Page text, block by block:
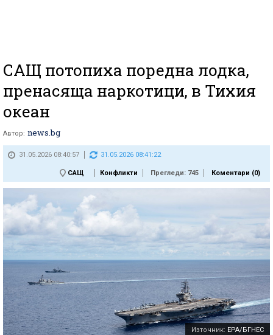
САЩ потопиха поредна лодка,
пренасяща наркотици, в Тихия
океан
Автор: news.bg
31.05.2026 08:40:57 31.05.2026 08:41:22
САЩ Конфликти Прегледи: 745 Коментари (0)
Източник: EPA/БГНЕС